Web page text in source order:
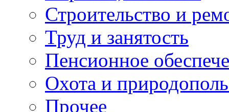
Строительство и
Труд и занятость
Пенсионное
Охота и
Прочее